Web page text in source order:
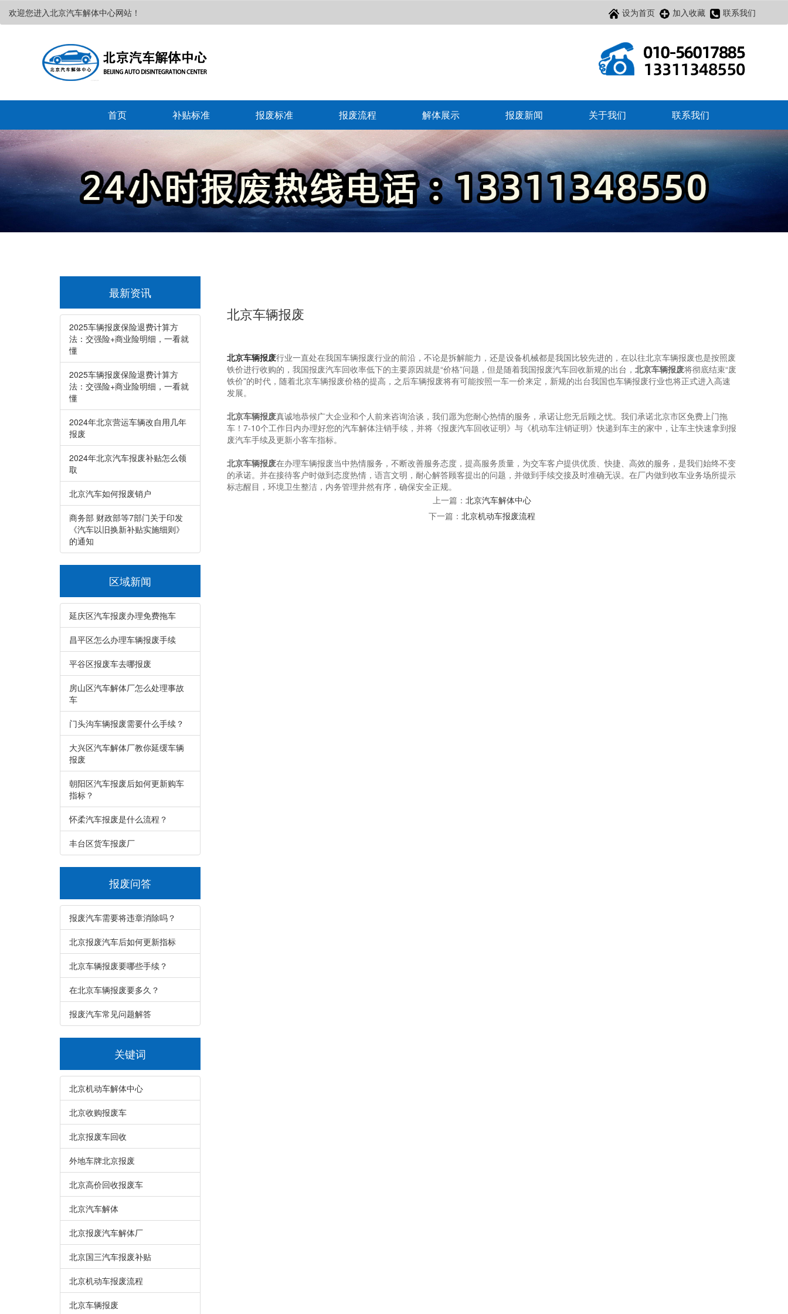
欢迎您进入北京汽车解体中心网站！ 设为首页 加入收藏 联系我们
首页 补贴标准 报废标准 报废流程 解体展示 报废新闻 关于我们 联系我们
最新资讯
2025车辆报废保险退费计算方
法：交强险+商业险明细，一看就
懂
2025车辆报废保险退费计算方
法：交强险+商业险明细，一看就
懂
2024年北京营运车辆改自用几年
报废
2024年北京汽车报废补贴怎么领
取
北京汽车如何报废销户
商务部 财政部等7部门关于印发
《汽车以旧换新补贴实施细则》
的通知
区域新闻
延庆区汽车报废办理免费拖车
昌平区怎么办理车辆报废手续
平谷区报废车去哪报废
房山区汽车解体厂怎么处理事故
车
门头沟车辆报废需要什么手续？
大兴区汽车解体厂教你延缓车辆
报废
朝阳区汽车报废后如何更新购车
指标？
怀柔汽车报废是什么流程？
丰台区货车报废厂
报废问答
报废汽车需要将违章消除吗？
北京报废汽车后如何更新指标
北京车辆报废要哪些手续？
在北京车辆报废要多久？
报废汽车常见问题解答
关键词
北京机动车解体中心
北京收购报废车
北京报废车回收
外地车牌北京报废
北京高价回收报废车
北京汽车解体
北京报废汽车解体厂
北京国三汽车报废补贴
北京机动车报废流程
北京车辆报废
北京车辆报废
北京车辆报废行业一直处在我国车辆报废行业的前沿，不论是拆解能力，还是设备机械都是我国比较先进的，在以往北京车辆报废也是按照废
铁价进行收购的，我国报废汽车回收率低下的主要原因就是“价格”问题，但是随着我国报废汽车回收新规的出台， 北京车辆报废将彻底结束“废
铁价”的时代，随着北京车辆报废价格的提高，之后车辆报废将有可能按照一车一价来定，新规的出台我国也车辆报废行业也将正式进入高速
发展。
北京车辆报废真诚地恭候广大企业和个人前来咨询洽谈，我们愿为您耐心热情的服务，承诺让您无后顾之忧。我们承诺北京市区免费上门拖
车！7-10个工作日内办理好您的汽车解体注销手续，并将《报废汽车回收证明》与《机动车注销证明》快递到车主的家中，让车主快速拿到报
废汽车手续及更新小客车指标。
北京车辆报废在办理车辆报废当中热情服务，不断改善服务态度，提高服务质量，为交车客户提供优质、快捷、高效的服务，是我们始终不变
的承诺。并在接待客户时做到态度热情，语言文明，耐心解答顾客提出的问题，并做到手续交接及时准确无误。在厂内做到收车业务场所提示
标志醒目，环境卫生整洁，内务管理井然有序，确保安全正规。
上一篇： 北京汽车解体中心
下一篇： 北京机动车报废流程